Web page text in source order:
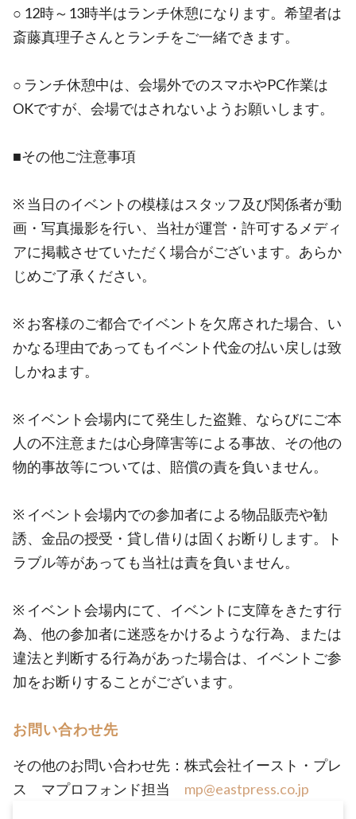
○ 12時～13時半はランチ休憩になります。希望者は
斎藤真理子さんとランチをご一緒できます。
○ ランチ休憩中は、会場外でのスマホやPC作業は
OKですが、会場ではされないようお願いします。
■その他ご注意事項
※ 当日のイベントの模様はスタッフ及び関係者が動
画・写真撮影を行い、当社が運営・許可するメディ
アに掲載させていただく場合がございます。あらか
じめご了承ください。
※ お客様のご都合でイベントを欠席された場合、い
かなる理由であってもイベント代金の払い戻しは致
しかねます。
※ イベント会場内にて発生した盗難、ならびにご本
人の不注意または心身障害等による事故、その他の
物的事故等については、賠償の責を負いません。
※ イベント会場内での参加者による物品販売や勧
誘、金品の授受・貸し借りは固くお断りします。ト
ラブル等があっても当社は責を負いません。
※ イベント会場内にて、イベントに支障をきたす行
為、他の参加者に迷惑をかけるような行為、または
違法と判断する行為があった場合は、イベントご参
加をお断りすることがございます。
お問い合わせ先
その他のお問い合わせ先：株式会社イースト・プレ
ス マプロフォンド担当 mp@eastpress.co.jp